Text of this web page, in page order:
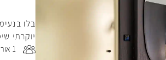
בלו
יוקרתי
1 אורחים מקסימום